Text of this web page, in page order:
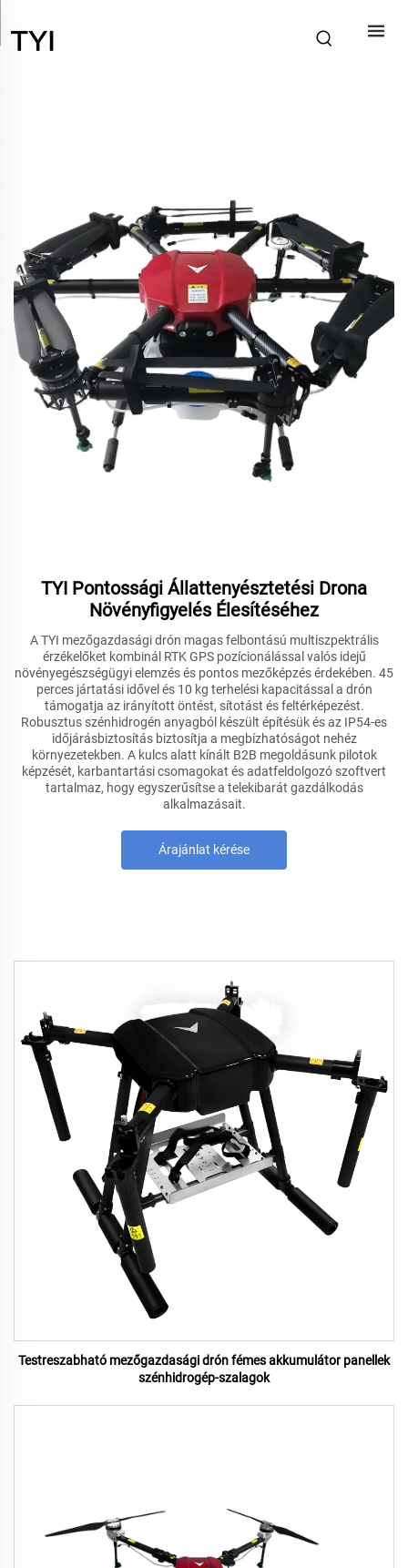
TYI Pontossági Állattenyésztetési Drona
Növényfigyelés Élesítéséhez
A TYI mezőgazdasági drón magas felbontású multiszpektrális
érzékelőket kombinál RTK GPS pozícionálással valós idejű
növényegészségügyi elemzés és pontos mezőképzés érdekében. 45
perces jártatási idővel és 10 kg terhelési kapacitással a drón
támogatja az irányított öntést, sítotást és feltérképezést.
Robusztus szénhidrogén anyagból készült építésük és az IP54-es
időjárásbiztosítás biztosítja a megbízhatóságot nehéz
környezetekben. A kulcs alatt kínált B2B megoldásunk pilotok
képzését, karbantartási csomagokat és adatfeldolgozó szoftvert
tartalmaz, hogy egyszerűsítse a telekibarát gazdálkodás
alkalmazásait.
Árajánlat kérése
Testreszabható mezőgazdasági drón fémes akkumulátor panellek
szénhidrogép-szalagok